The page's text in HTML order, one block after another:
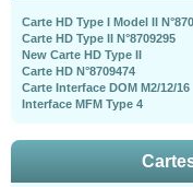
Carte HD Type I Model II
Carte HD Type II N°8709295
New Carte HD Type II
Carte HD N°8709474
Carte Interface DOM M2/12/16
Interface MFM Type 4